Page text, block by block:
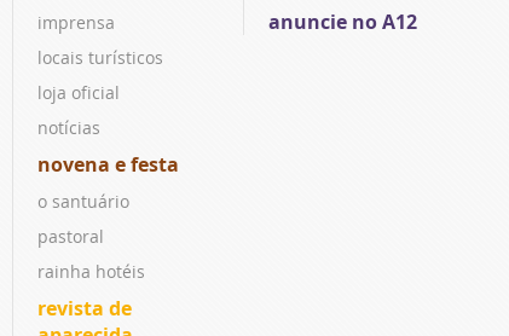
imprensa
locais turísticos
loja oficial
notícias
novena e festa
o santuário
pastoral
rainha hotéis
revista de
anuncie no A12